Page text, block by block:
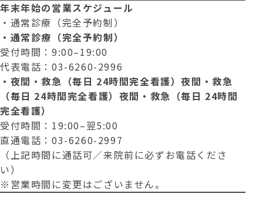
年末年始の営業スケジュール
・通常診療（完全予約制）
・通常診療（完全予約制）
受付時間：9:00–19:00
代表電話：03-6260-2996
・夜間・救急（毎日 24時間完全看護）夜間・救急
（毎日 24時間完全看護）夜間・救急（毎日 24時間
完全看護）
受付時間：19:00–翌5:00
直通電話：03-6260-2997
（上記時間に通話可／来院前に必ずお電話くださ
い）
※営業時間に変更はございません。